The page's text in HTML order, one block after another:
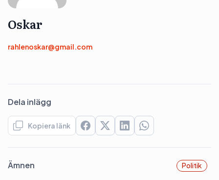
Oskar
rahlenoskar@gmail.com
Dela inlägg
Kopiera länk
Ämnen Politik